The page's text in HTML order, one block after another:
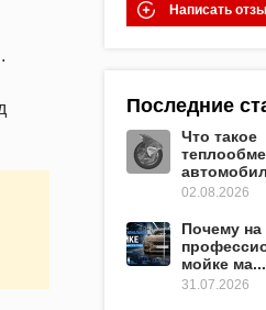
Написать
Последние
Что такое
02.08.2026
Почему на
мойке ма...
31.07.2026